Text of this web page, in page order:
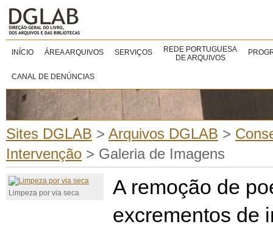
INÍCIO ÁREA ARQUIVOS SERVIÇOS
REDE PORTUGUESA
DE ARQUIVOS
CANAL DE DENÚNCIAS
Sites DGLAB > Arquivos DGLAB >
Intervenção > Galeria de Imagens
Limpeza por via seca
A remoção de
excrementos de